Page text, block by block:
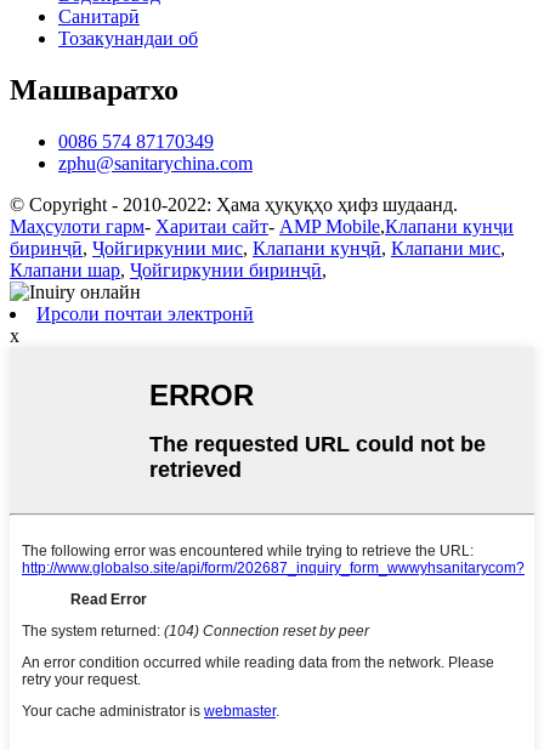
Санитарӣ
Тозакунандаи об
Машваратхо
0086 574 87170349
zphu@sanitarychina.com
© Copyright - 2010-2022: Ҳама ҳуқуқҳо ҳифз шудаанд.
Маҳсулоти гарм- Харитаи сайт- AMP Mobile,Клапани кунҷи
биринҷӣ, Ҷойгиркунии мис, Клапани кунҷӣ, Клапани мис,
Клапани шар, Ҷойгиркунии биринҷӣ,
Ирсоли почтаи электронӣ
x